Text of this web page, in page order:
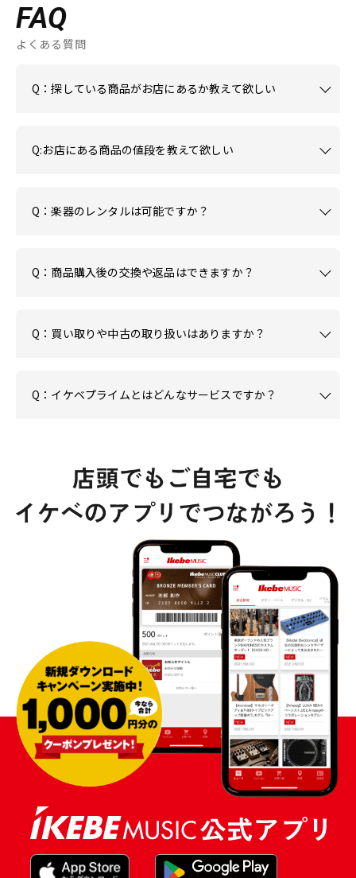
FAQ
よくある質問
Q：探している商品がお店にあるか教えて欲しい
Q:お店にある商品の値段を教えて欲しい
Q：楽器のレンタルは可能ですか？
Q：商品購入後の交換や返品はできますか？
Q：買い取りや中古の取り扱いはありますか？
Q：イケベプライムとはどんなサービスですか？